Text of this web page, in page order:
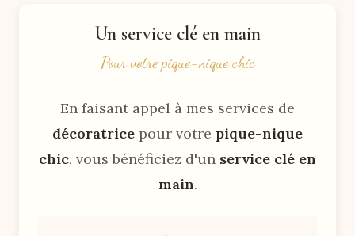
Un service clé en main
Pour votre pique-nique chic
En faisant appel à mes services de
décoratrice pour votre pique-nique
chic, vous bénéficiez d'un service clé en
main.